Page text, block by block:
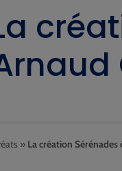
» La création